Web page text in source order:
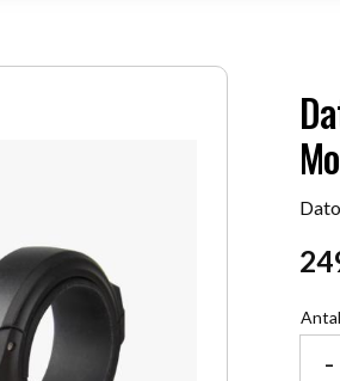
Antal
-